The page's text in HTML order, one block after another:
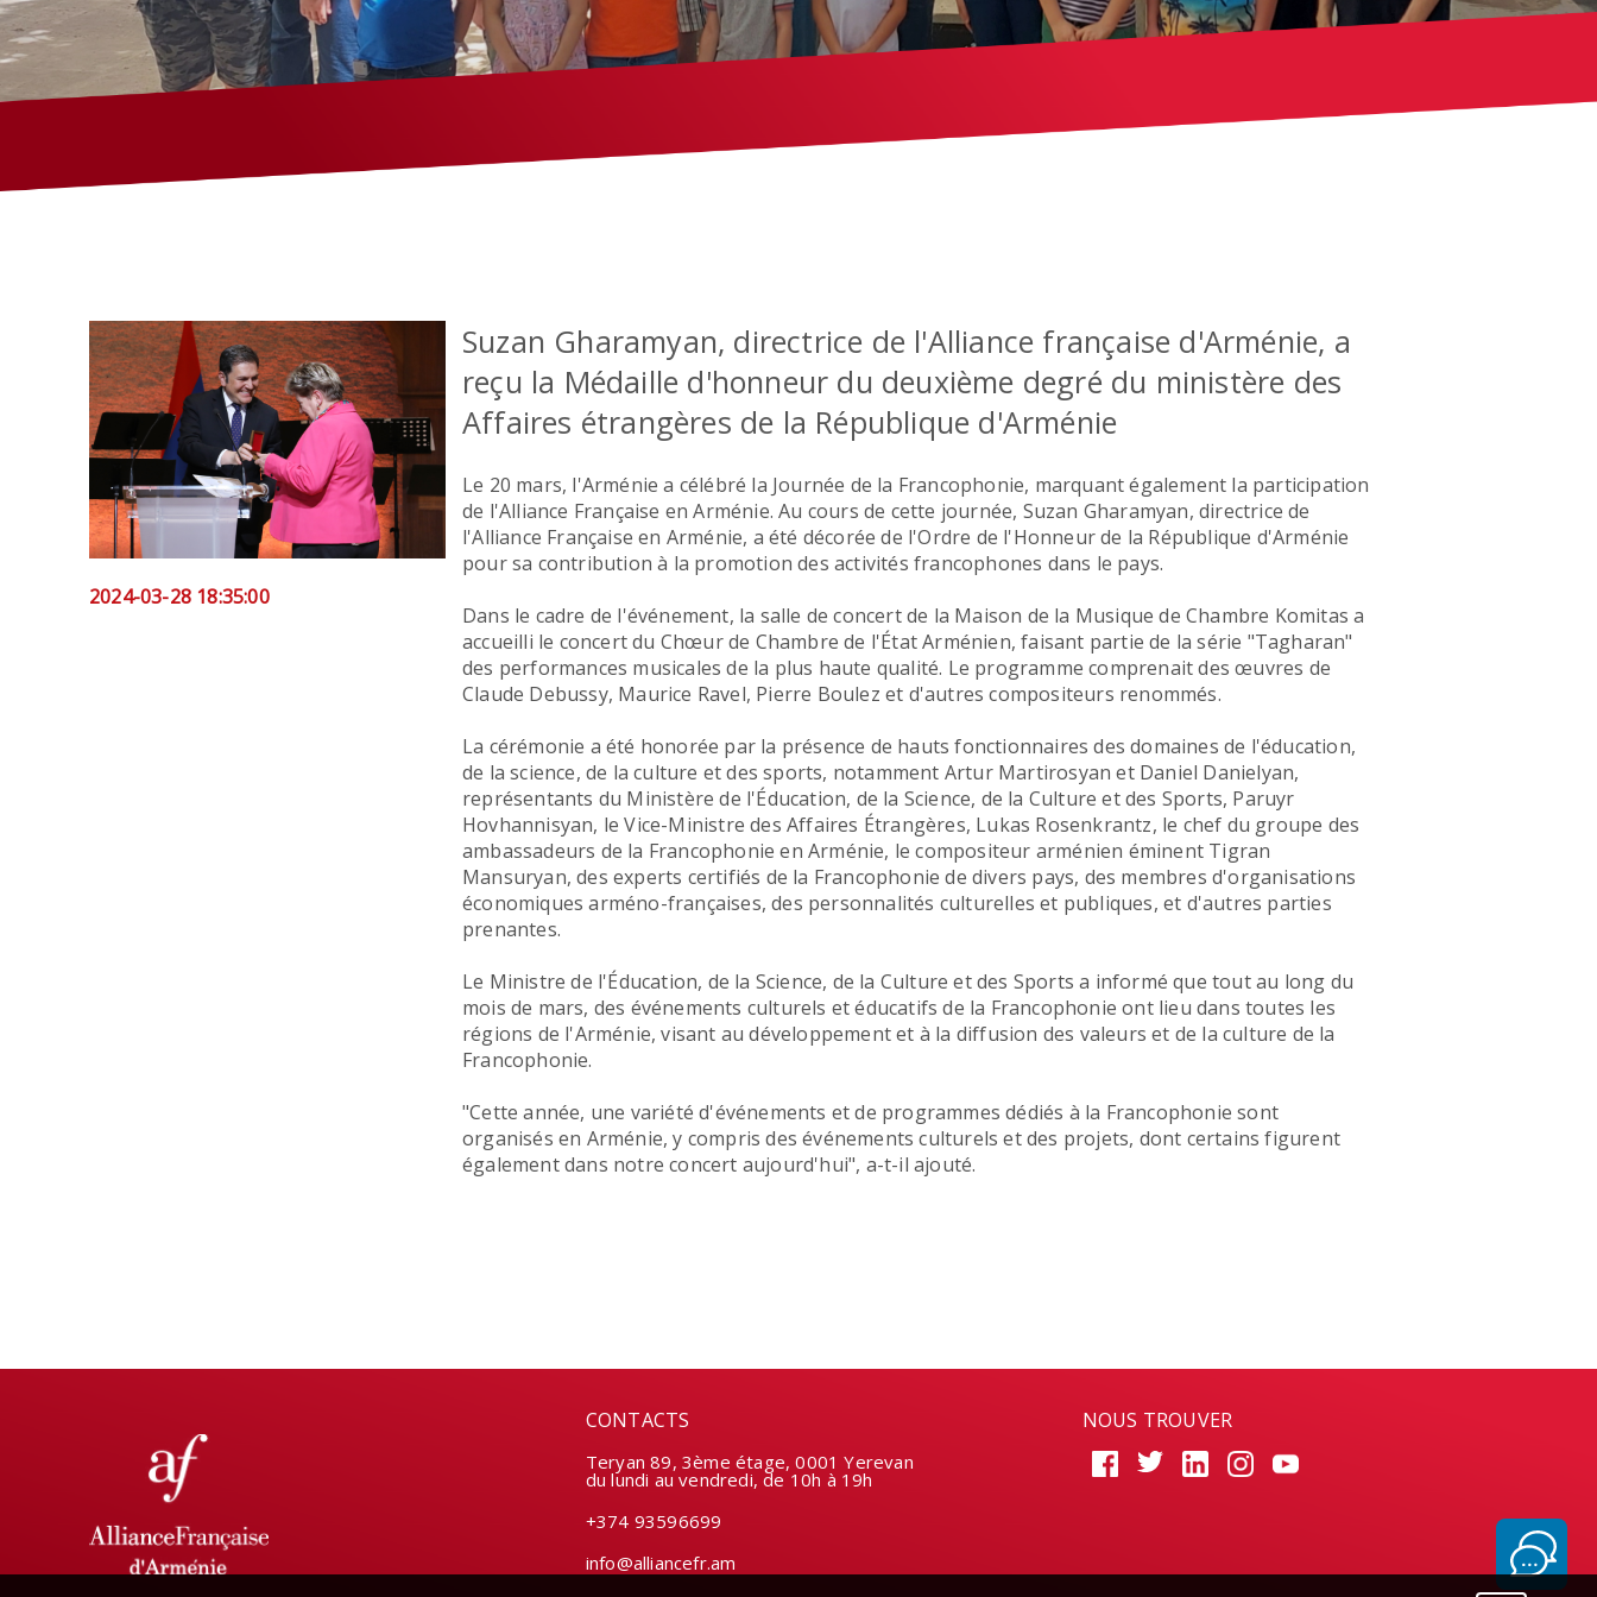
2024-03-28 18:35:00
Suzan Gharamyan, directrice de l'Alliance française d'Arménie, a
reçu la Médaille d'honneur du deuxième degré du ministère des
Affaires étrangères de la République d'Arménie
Le 20 mars, l'Arménie a célébré la Journée de la Francophonie, marquant également la participation
de l'Alliance Française en Arménie. Au cours de cette journée, Suzan Gharamyan, directrice de
l'Alliance Française en Arménie, a été décorée de l'Ordre de l'Honneur de la République d'Arménie
pour sa contribution à la promotion des activités francophones dans le pays.
Dans le cadre de l'événement, la salle de concert de la Maison de la Musique de Chambre Komitas a
accueilli le concert du Chœur de Chambre de l'État Arménien, faisant partie de la série "Tagharan"
des performances musicales de la plus haute qualité. Le programme comprenait des œuvres de
Claude Debussy, Maurice Ravel, Pierre Boulez et d'autres compositeurs renommés.
La cérémonie a été honorée par la présence de hauts fonctionnaires des domaines de l'éducation,
de la science, de la culture et des sports, notamment Artur Martirosyan et Daniel Danielyan,
représentants du Ministère de l'Éducation, de la Science, de la Culture et des Sports, Paruyr
Hovhannisyan, le Vice-Ministre des Affaires Étrangères, Lukas Rosenkrantz, le chef du groupe des
ambassadeurs de la Francophonie en Arménie, le compositeur arménien éminent Tigran
Mansuryan, des experts certifiés de la Francophonie de divers pays, des membres d'organisations
économiques arméno-françaises, des personnalités culturelles et publiques, et d'autres parties
prenantes.
Le Ministre de l'Éducation, de la Science, de la Culture et des Sports a informé que tout au long du
mois de mars, des événements culturels et éducatifs de la Francophonie ont lieu dans toutes les
régions de l'Arménie, visant au développement et à la diffusion des valeurs et de la culture de la
Francophonie.
"Cette année, une variété d'événements et de programmes dédiés à la Francophonie sont
organisés en Arménie, y compris des événements culturels et des projets, dont certains figurent
également dans notre concert aujourd'hui", a-t-il ajouté.
CONTACTS
Teryan 89, 3ème étage, 0001 Yerevan
du lundi au vendredi, de 10h à 19h
+374 93596699
info@alliancefr.am
NOUS TROUVER